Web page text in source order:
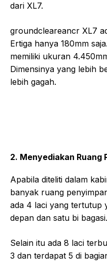
dari XL7.
groundcleareancr XL7
Ertiga hanya 180mm
memiliki ukuran
Dimensinya yang lebih
lebih gagah.
2. Menyediakan Ruang
Apabila diteliti dalam
banyak ruang
ada 4 laci yang tertutup
depan dan satu bi bagasi.
Selain itu ada 8 laci
3 dan terdapat 5 di